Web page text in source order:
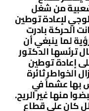
من شغل
لإعادة توطين
الحركة بادرت
لما ينبغي أن
ترئسها الدكتور
إعادة توطين
الخواطر ثائرة
بها عشماً في
منها غير الريح.
كان على قطاع